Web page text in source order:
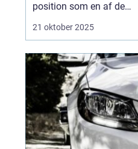
position som en af de
mest populære elbiler på
ønsker at køre grønt
uden at gå på komp...
21 oktober 2025